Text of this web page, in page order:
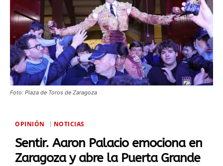
Foto: Plaza de Toros de Zaragoza
OPINIÓN NOTICIAS
Sentir. Aaron Palacio emociona en
Zaragoza y abre la Puerta Grande